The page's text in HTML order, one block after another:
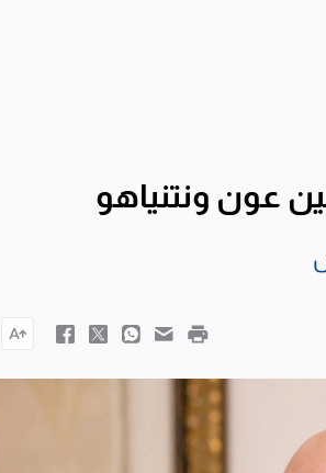
عون ونتنياهو